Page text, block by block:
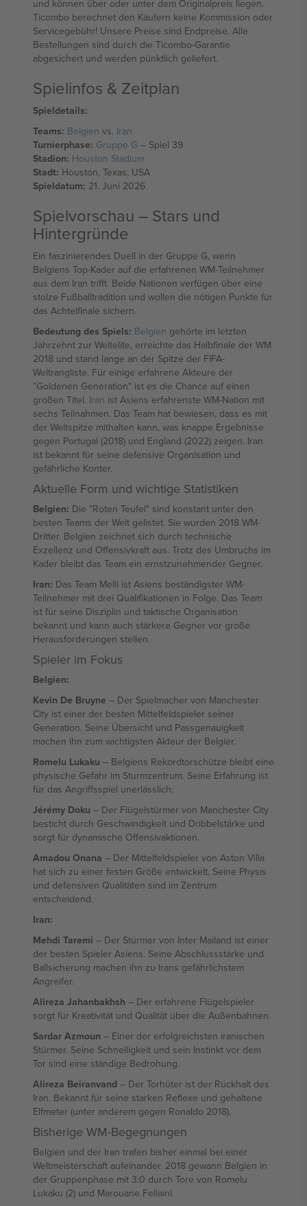
und können über oder unter dem Originalpreis liegen.
Ticombo berechnet den Käufern keine Kommission oder
Servicegebühr! Unsere Preise sind Endpreise. Alle
Bestellungen sind durch die Ticombo-Garantie
abgesichert und werden pünktlich geliefert.
Spielinfos & Zeitplan
Spieldetails:
Teams: Belgien vs. Iran
Turnierphase: Gruppe G – Spiel 39
Stadion: Houston Stadium
Stadt: Houston, Texas, USA
Spieldatum: 21. Juni 2026
Spielvorschau – Stars und
Hintergründe
Ein faszinierendes Duell in der Gruppe G, wenn
Belgiens Top-Kader auf die erfahrenen WM-Teilnehmer
aus dem Iran trifft. Beide Nationen verfügen über eine
stolze Fußballtradition und wollen die nötigen Punkte für
das Achtelfinale sichern.
Bedeutung des Spiels: Belgien gehörte im letzten
Jahrzehnt zur Weltelite, erreichte das Halbfinale der WM
2018 und stand lange an der Spitze der FIFA-
Weltrangliste. Für einige erfahrene Akteure der
"Goldenen Generation" ist es die Chance auf einen
großen Titel. Iran ist Asiens erfahrenste WM-Nation mit
sechs Teilnahmen. Das Team hat bewiesen, dass es mit
der Weltspitze mithalten kann, was knappe Ergebnisse
gegen Portugal (2018) und England (2022) zeigen. Iran
ist bekannt für seine defensive Organisation und
gefährliche Konter.
Aktuelle Form und wichtige Statistiken
Belgien: Die "Roten Teufel" sind konstant unter den
besten Teams der Welt gelistet. Sie wurden 2018 WM-
Dritter. Belgien zeichnet sich durch technische
Exzellenz und Offensivkraft aus. Trotz des Umbruchs im
Kader bleibt das Team ein ernstzunehmender Gegner.
Iran: Das Team Melli ist Asiens beständigster WM-
Teilnehmer mit drei Qualifikationen in Folge. Das Team
ist für seine Disziplin und taktische Organisation
bekannt und kann auch stärkere Gegner vor große
Herausforderungen stellen.
Spieler im Fokus
Belgien:
Kevin De Bruyne – Der Spielmacher von Manchester
City ist einer der besten Mittelfeldspieler seiner
Generation. Seine Übersicht und Passgenauigkeit
machen ihn zum wichtigsten Akteur der Belgier.
Romelu Lukaku – Belgiens Rekordtorschütze bleibt eine
physische Gefahr im Sturmzentrum. Seine Erfahrung ist
für das Angriffsspiel unerlässlich.
Jérémy Doku – Der Flügelstürmer von Manchester City
besticht durch Geschwindigkeit und Dribbelstärke und
sorgt für dynamische Offensivaktionen.
Amadou Onana – Der Mittelfeldspieler von Aston Villa
hat sich zu einer festen Größe entwickelt. Seine Physis
und defensiven Qualitäten sind im Zentrum
entscheidend.
Iran:
Mehdi Taremi – Der Stürmer von Inter Mailand ist einer
der besten Spieler Asiens. Seine Abschlussstärke und
Ballsicherung machen ihn zu Irans gefährlichstem
Angreifer.
Alireza Jahanbakhsh – Der erfahrene Flügelspieler
sorgt für Kreativität und Qualität über die Außenbahnen.
Sardar Azmoun – Einer der erfolgreichsten iranischen
Stürmer. Seine Schnelligkeit und sein Instinkt vor dem
Tor sind eine ständige Bedrohung.
Alireza Beiranvand – Der Torhüter ist der Rückhalt des
Iran. Bekannt für seine starken Reflexe und gehaltene
Elfmeter (unter anderem gegen Ronaldo 2018).
Bisherige WM-Begegnungen
Belgien und der Iran trafen bisher einmal bei einer
Weltmeisterschaft aufeinander. 2018 gewann Belgien in
der Gruppenphase mit 3:0 durch Tore von Romelu
Lukaku (2) und Marouane Fellaini.